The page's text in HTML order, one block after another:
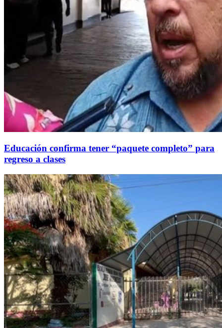
Educación confirma tener “paquete completo” para
regreso a clases